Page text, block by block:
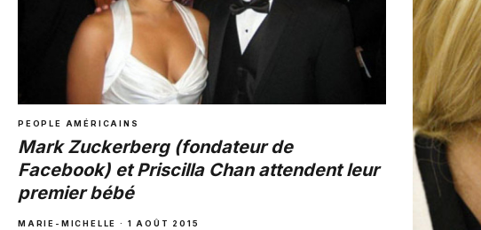
PEOPLE AMÉRICAINS
Mark Zuckerberg (fondateur de
Facebook) et Priscilla Chan attendent leur
premier bébé
MARIE-MICHELLE · 1 AOÛT 2015